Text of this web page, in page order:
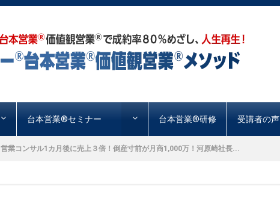
台本営業®︎セミナー 台本営業®︎研修 受講者の声
営業コンサル1カ月後に売上３倍！倒産寸前が月商1,000万！河原崎社長...